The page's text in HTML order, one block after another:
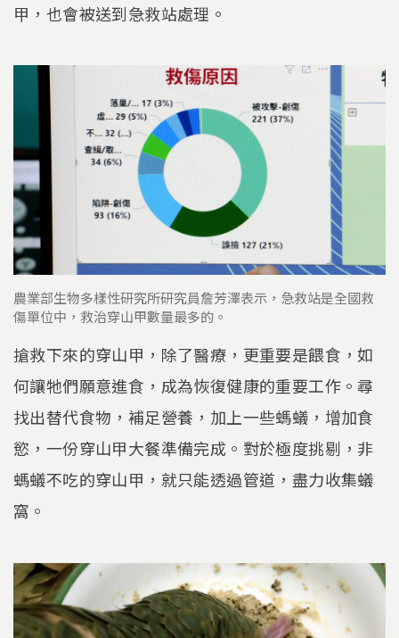
甲，也會被送到急救站處理。
農業部生物多樣性研究所研究員詹芳澤表示，急救站是全國救
傷單位中，救治穿山甲數量最多的。
搶救下來的穿山甲，除了醫療，更重要是餵食，如
何讓牠們願意進食，成為恢復健康的重要工作。尋
找出替代食物，補足營養，加上一些螞蟻，增加食
慾，一份穿山甲大餐準備完成。對於極度挑剔，非
螞蟻不吃的穿山甲，就只能透過管道，盡力收集蟻
窩。